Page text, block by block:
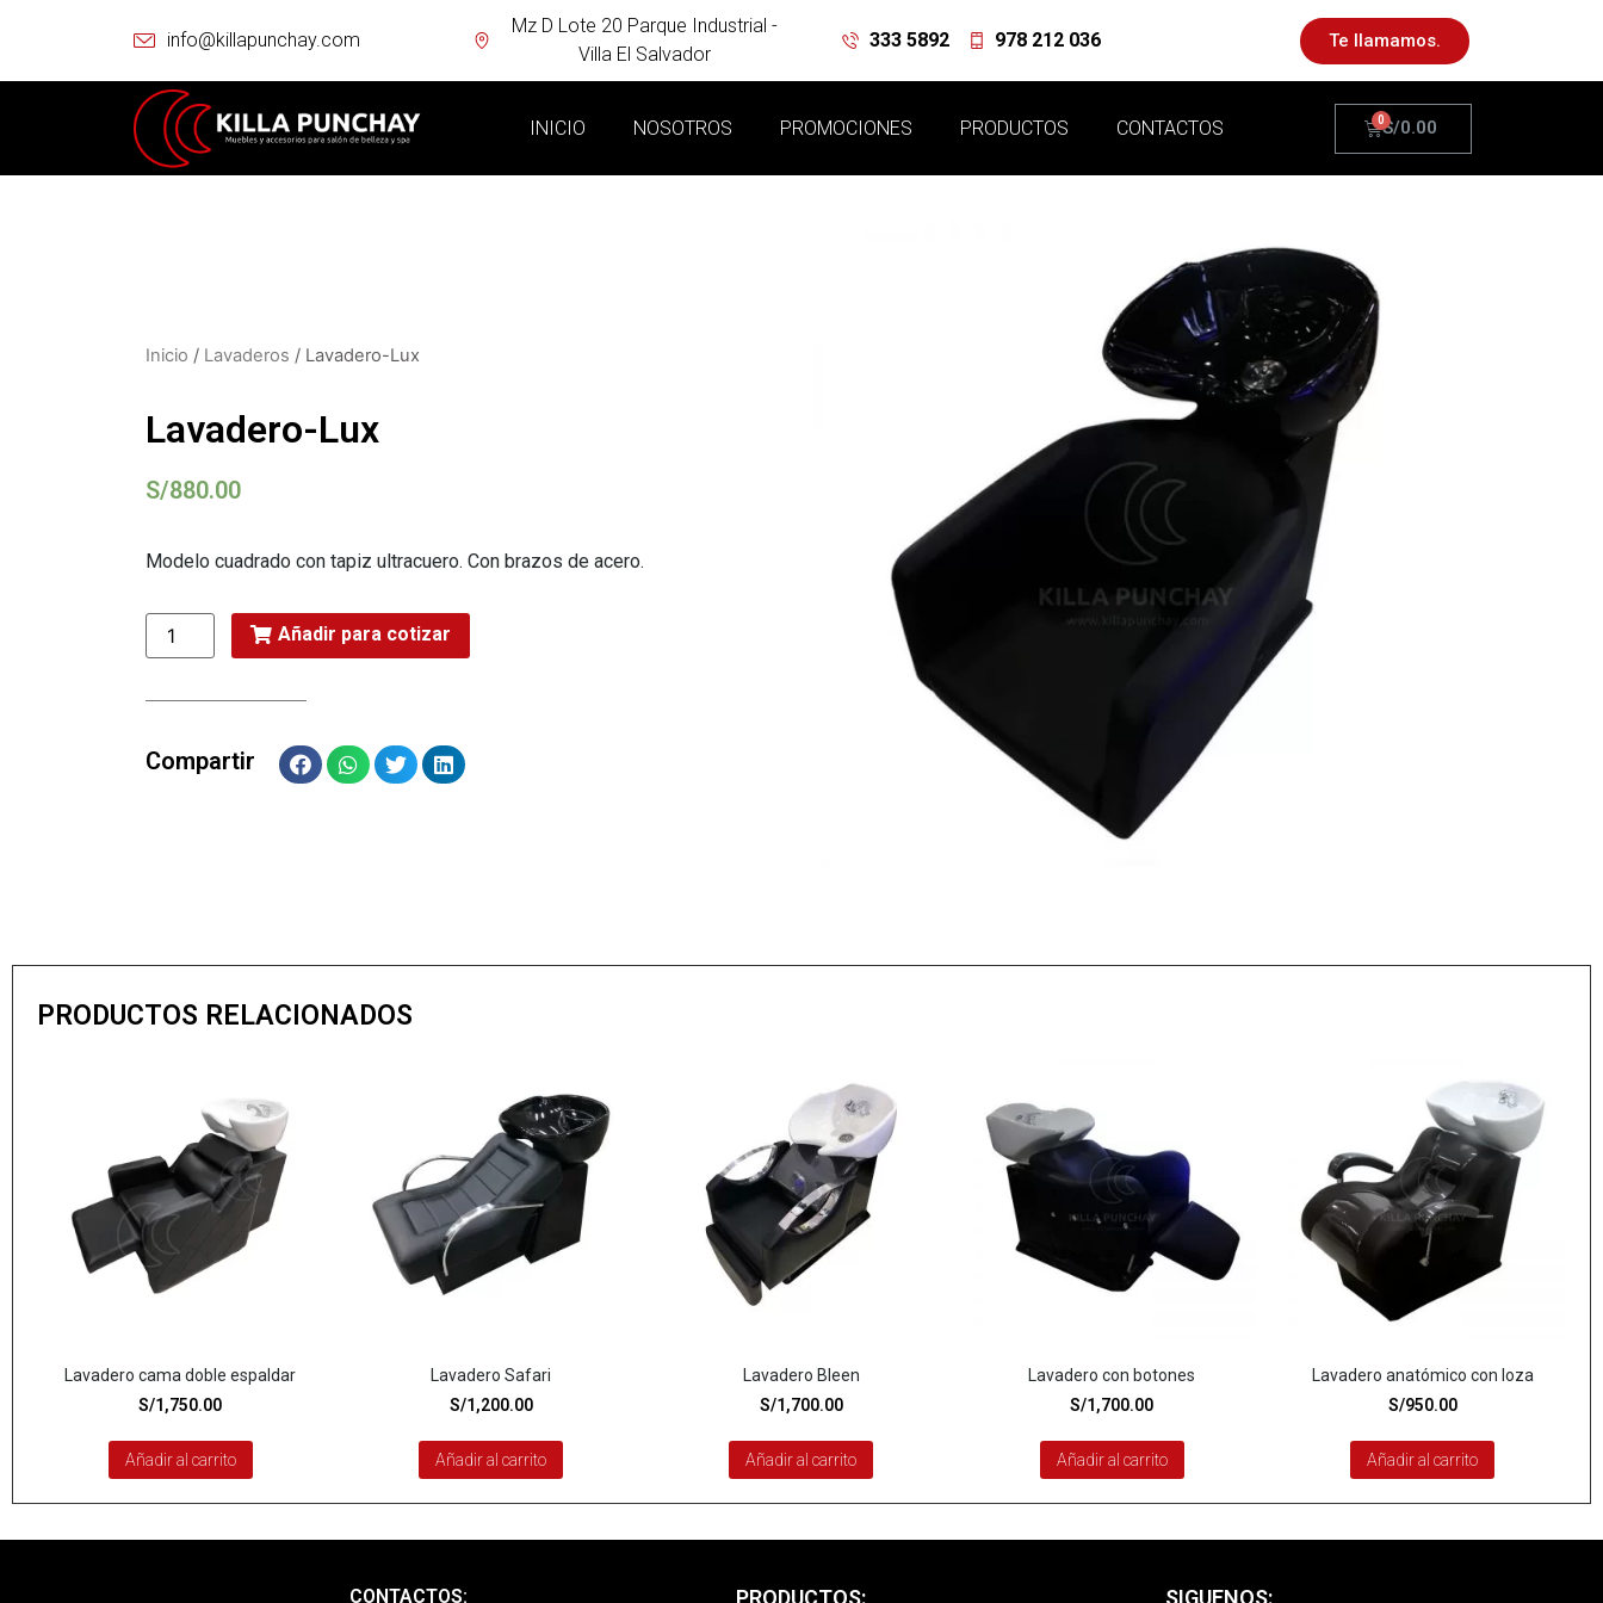
info@killapunchay.com
Mz D Lote 20 Parque Industrial -
Villa El Salvador
333 5892 978 212 036 Te llamamos.
INICIO NOSOTROS PROMOCIONES PRODUCTOS CONTACTOS S/0.00
Inicio / Lavaderos / Lavadero-Lux
Lavadero-Lux
S/880.00
Modelo cuadrado con tapiz ultracuero. Con brazos de acero.
Añadir para cotizar
Compartir
PRODUCTOS RELACIONADOS
Lavadero cama doble espaldar
S/1,750.00
Añadir al carrito
Lavadero Safari
S/1,200.00
Añadir al carrito
Lavadero Bleen
S/1,700.00
Añadir al carrito
Lavadero con botones
S/1,700.00
Añadir al carrito
Lavadero anatómico con loza
S/950.00
Añadir al carrito
CONTACTOS: PRODUCTOS: SIGUENOS: